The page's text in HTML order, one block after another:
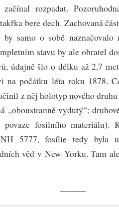
rozpadat.
bere dech. Zachovaná
samo o sobě naznačovalo
stavu by ale obratel
údajně šlo o délku až 2,7
na počátku léta roku 1878.
z něj holotyp nového
„oboustranně vydutý“;
fosilního materiálu).
5777, fosílie tedy byla
věd v New Yorku. Tam
———